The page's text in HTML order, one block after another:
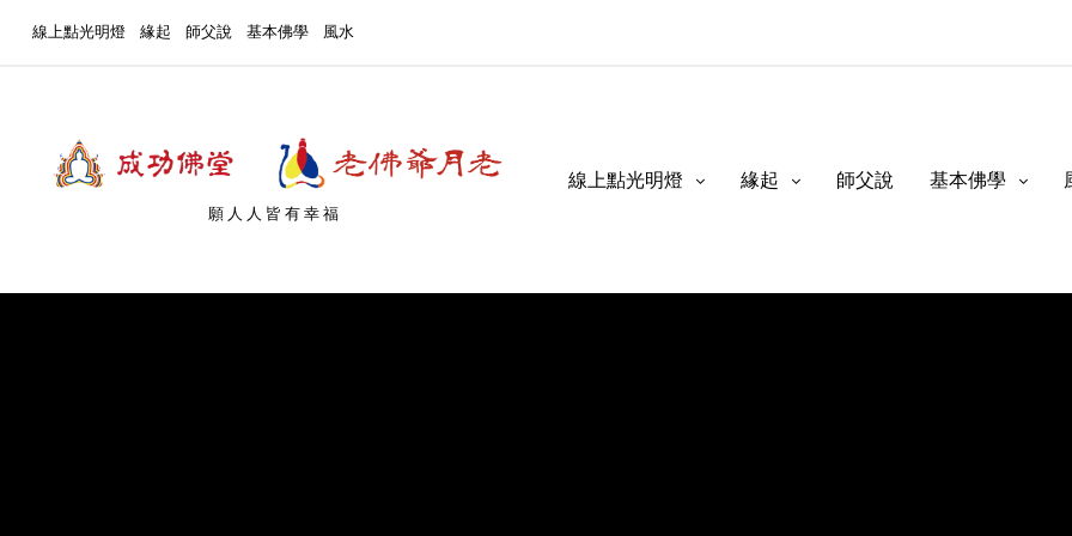
線上點光明燈 緣起 師父說 基本佛學 風水
願人人皆有幸福
線上點光明燈 緣起 師父說 基本佛學